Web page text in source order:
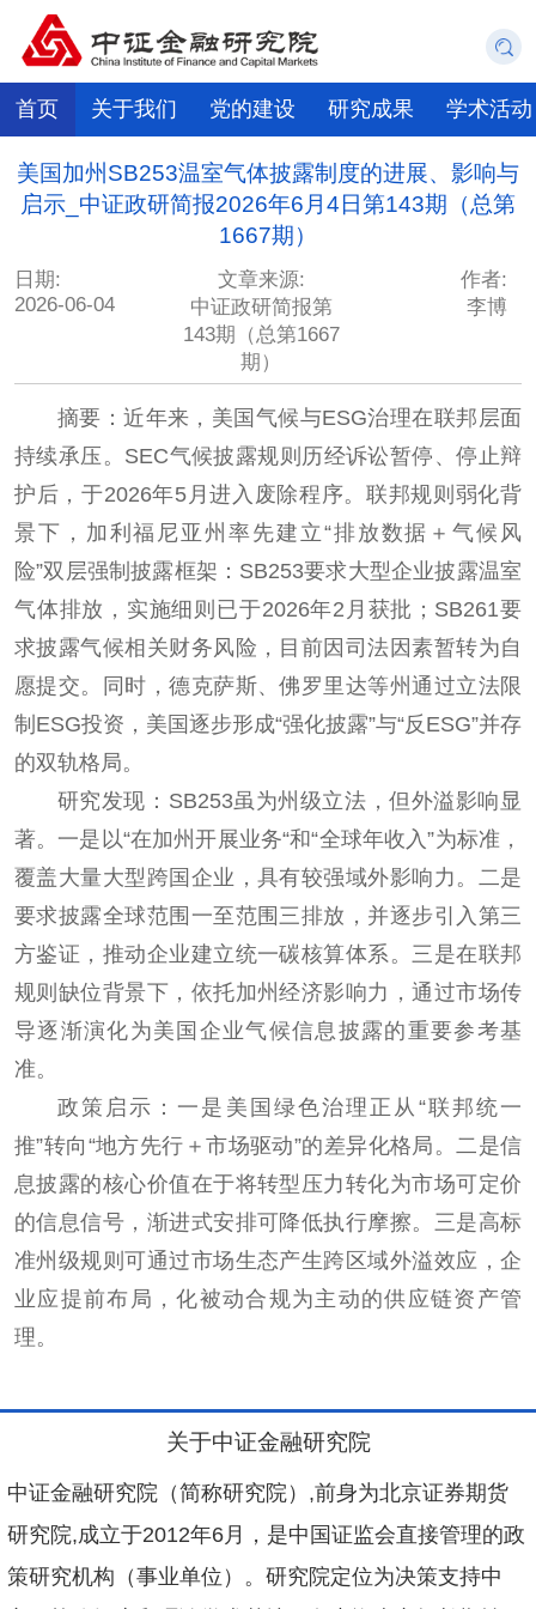
首页 关于我们 党的建设 研究成果 学术活动
美国加州SB253温室气体披露制度的进展、影响与
启示_中证政研简报2026年6月4日第143期（总第
1667期）
日期:
2026-06-04
文章来源:
中证政研简报第
143期（总第1667
期）
作者:
李博
摘要：近年来，美国气候与ESG治理在联邦层面
持续承压。SEC气候披露规则历经诉讼暂停、停止辩
护后，于2026年5月进入废除程序。联邦规则弱化背
景下，加利福尼亚州率先建立“排放数据＋气候风
险”双层强制披露框架：SB253要求大型企业披露温室
气体排放，实施细则已于2026年2月获批；SB261要
求披露气候相关财务风险，目前因司法因素暂转为自
愿提交。同时，德克萨斯、佛罗里达等州通过立法限
制ESG投资，美国逐步形成“强化披露”与“反ESG”并存
的双轨格局。
研究发现：SB253虽为州级立法，但外溢影响显
著。一是以“在加州开展业务“和“全球年收入”为标准，
覆盖大量大型跨国企业，具有较强域外影响力。二是
要求披露全球范围一至范围三排放，并逐步引入第三
方鉴证，推动企业建立统一碳核算体系。三是在联邦
规则缺位背景下，依托加州经济影响力，通过市场传
导逐渐演化为美国企业气候信息披露的重要参考基
准。
政策启示：一是美国绿色治理正从“联邦统一
推”转向“地方先行＋市场驱动”的差异化格局。二是信
息披露的核心价值在于将转型压力转化为市场可定价
的信息信号，渐进式安排可降低执行摩擦。三是高标
准州级规则可通过市场生态产生跨区域外溢效应，企
业应提前布局，化被动合规为主动的供应链资产管
理。
关于中证金融研究院
中证金融研究院（简称研究院）,前身为北京证券期货
研究院,成立于2012年6月，是中国证监会直接管理的政
策研究机构（事业单位）。研究院定位为决策支持中